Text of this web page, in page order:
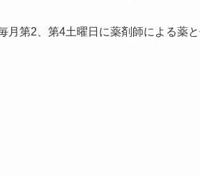
月第2、第4土曜日に薬剤師による薬